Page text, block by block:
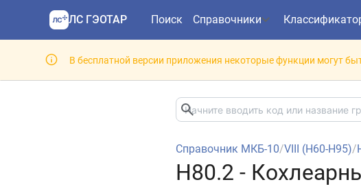
ЛС ГЭОТАР Поиск Справочники
В бесплатной версии приложения некоторые функции могут
Справочник МКБ-10/VIII (H60-H95)/
H80.2 -